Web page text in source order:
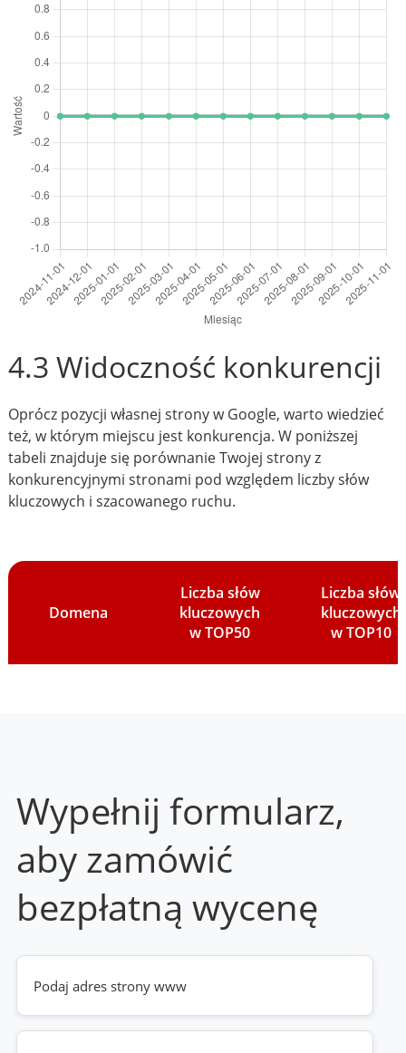
4.3 Widoczność konkurencji
Oprócz pozycji własnej strony w Google, warto wiedzieć
też, w którym miejscu jest konkurencja. W poniższej
tabeli znajduje się porównanie Twojej strony z
konkurencyjnymi stronami pod względem liczby słów
kluczowych i szacowanego ruchu.
Domena
Liczba słów
kluczowych
w TOP50
Liczba słów
kluczowych
w TOP10
Wypełnij formularz,
aby zamówić
bezpłatną wycenę
Twoja
strona
www
(wymagane)
Telefon